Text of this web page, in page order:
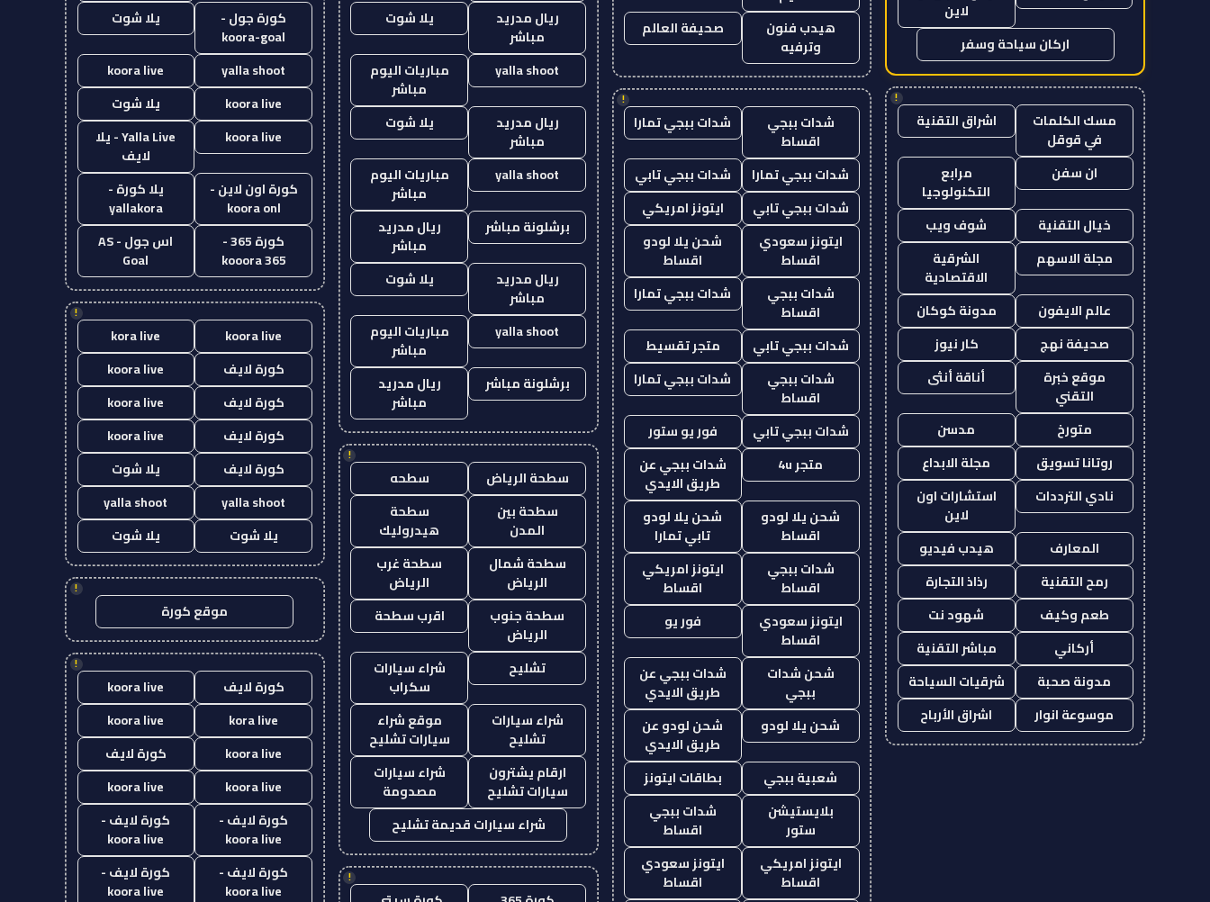
لاين
اركان سياحة وسفر
!
مسك الكلمات
في قوقل
اشراق التقنية
ان سفن
مرابع
التكنولوجيا
خيال التقنية
شوف ويب
مجلة الاسهم
الشرقية
الاقتصادية
عالم الايفون
مدونة كوكان
صحيفة نهج
كار نيوز
موقع خبرة
التقني
أناقة أنثى
متورخ
مدسن
روتانا تسويق
مجلة الابداع
نادي الترددات
استشارات اون
لاين
المعارف
هيدب فيديو
رمح التقنية
رذاذ التجارة
طعم وكيف
شهود نت
أركاني
مباشر التقنية
مدونة صحبة
شرقيات السياحة
موسوعة انوار
اشراق الأرباح
هيدب فنون
وترفيه
صحيفة العالم
!
شدات ببجي
اقساط
شدات ببجي تمارا
شدات ببجي تمارا
شدات ببجي تابي
شدات ببجي تابي
ايتونز امريكي
ايتونز سعودي
اقساط
شحن يلا لودو
اقساط
شدات ببجي
اقساط
شدات ببجي تمارا
شدات ببجي تابي
متجر تقسيط
شدات ببجي
اقساط
شدات ببجي تمارا
شدات ببجي تابي
فور يو ستور
متجر 4u
شدات ببجي عن
طريق الايدي
شحن يلا لودو
اقساط
شحن يلا لودو
تابي تمارا
شدات ببجي
اقساط
ايتونز امريكي
اقساط
ايتونز سعودي
اقساط
فور يو
شحن شدات
ببجي
شدات ببجي عن
طريق الايدي
شحن يلا لودو
شحن لودو عن
طريق الايدي
شعبية ببجي
بطاقات ايتونز
بلايستيشن
ستور
شدات ببجي
اقساط
ايتونز امريكي
اقساط
ايتونز سعودي
اقساط
ريال مدريد
مباشر
يلا شوت
yalla shoot
مباريات اليوم
مباشر
ريال مدريد
مباشر
يلا شوت
yalla shoot
مباريات اليوم
مباشر
برشلونة مباشر
ريال مدريد
مباشر
ريال مدريد
مباشر
يلا شوت
yalla shoot
مباريات اليوم
مباشر
برشلونة مباشر
ريال مدريد
مباشر
!
سطحة الرياض
سطحه
سطحة بين
المدن
سطحة
هيدروليك
سطحة شمال
الرياض
سطحة غرب
الرياض
سطحة جنوب
الرياض
اقرب سطحة
تشليح
شراء سيارات
سكراب
شراء سيارات
تشليح
موقع شراء
سيارات تشليح
ارقام يشترون
سيارات تشليح
شراء سيارات
مصدومة
شراء سيارات قديمة تشليح
!
كورة جول -
koora-goal
يلا شوت
yalla shoot
koora live
koora live
يلا شوت
koora live
Yalla Live - يلا
لايف
كورة اون لاين -
koora onl
يلا كورة -
yallakora
كورة 365 -
kooora 365
اس جول - AS
Goal
!
koora live
kora live
كورة لايف
koora live
كورة لايف
koora live
كورة لايف
koora live
كورة لايف
يلا شوت
yalla shoot
yalla shoot
يلا شوت
يلا شوت
!
موقع كورة
!
كورة لايف
koora live
kora live
koora live
koora live
كورة لايف
koora live
koora live
كورة لايف -
koora live
كورة لايف -
koora live
كورة لايف -
koora live
كورة لايف -
koora live